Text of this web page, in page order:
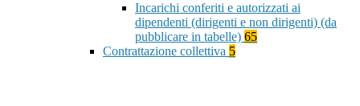
Incarichi conferiti e autorizzati ai
dipendenti (dirigenti e non dirigenti) (da
pubblicare in tabelle) 65
Contrattazione collettiva 5